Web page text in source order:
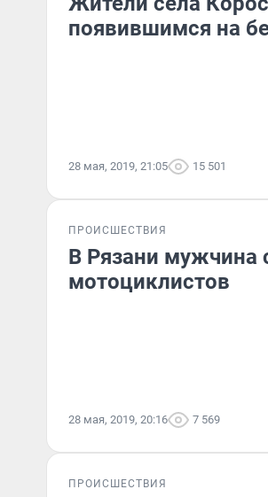
появившимся на
28 мая, 2019, 21:05 15 501
ПРОИСШЕСТВИЯ
В Рязани мужчина
мотоциклистов
28 мая, 2019, 20:16 7 569
ПРОИСШЕСТВИЯ